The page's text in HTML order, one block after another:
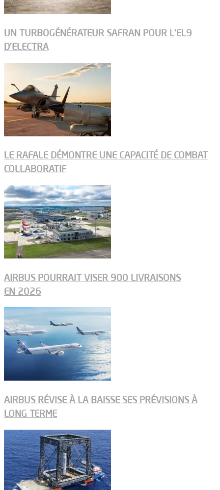
UN TURBOGÉNÉRATEUR SAFRAN POUR L’EL9
D’ELECTRA
LE RAFALE DÉMONTRE UNE CAPACITÉ DE COMBAT
COLLABORATIF
AIRBUS POURRAIT VISER 900 LIVRAISONS
EN 2026
AIRBUS RÉVISE À LA BAISSE SES PRÉVISIONS À
LONG TERME